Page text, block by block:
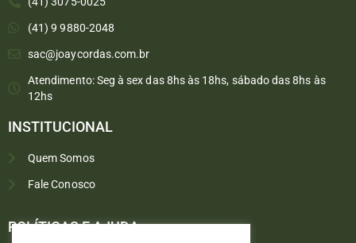
(41) 9 9880-2048
sac@joaycordas.com.br
Atendimento: Seg à sex das 8hs às 18hs, sábado das 8hs às
12hs
INSTITUCIONAL
Quem Somos
Fale Conosco
POLÍTICAS E AJUDA